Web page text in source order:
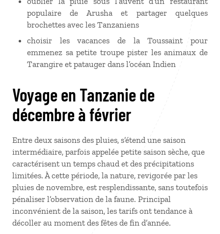
populaire de Arusha et partager quelques
brochettes avec les Tanzaniens
choisir les vacances de la Toussaint pour
emmenez sa petite troupe pister les animaux de
Tarangire et patauger dans l’océan Indien
Voyage en Tanzanie de
décembre à février
Entre deux saisons des pluies, s’étend une saison
intermédiaire, parfois appelée petite saison sèche, que
caractérisent un temps chaud et des précipitations
limitées. À cette période, la nature, revigorée par les
pluies de novembre, est resplendissante, sans toutefois
pénaliser l’observation de la faune. Principal
inconvénient de la saison, les tarifs ont tendance à
décoller au moment des fêtes de fin d’année.